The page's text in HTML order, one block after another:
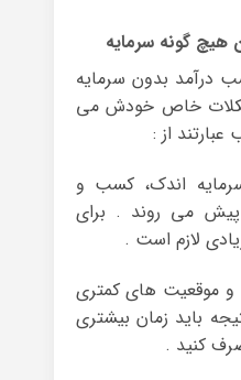
گونه سرمایه
درآمد بدون سرمایه
خاص خودش می
از :
اندک، کسب و
می روند . برای
لازم است .
و موقعیت های کمتری
باید زمان بیشتری
کنید .